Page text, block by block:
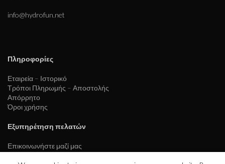
info@hydrofun.net
Πληροφορίες
Εταιρεία – Ιστορικό
Τρόποι Πληρωμής – Αποστολής
Απόρρητο
Όροι χρήσης
Εξυπηρέτηση πελατών
Επικοινωνήστε μαζί μας